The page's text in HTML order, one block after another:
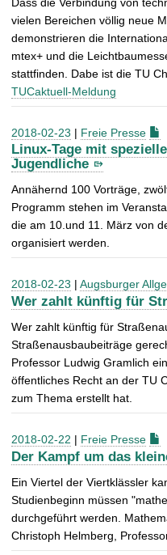
vielen Bereichen völlig neue
demonstrieren die
mtex+ und die
stattfinden. Dabe ist die TU
TUCaktuell-Meldung
2018-02-23 | Freie Presse
Linux-Tage mit
Jugendliche
Annähernd 100 Vorträge,
Programm stehen im
die am 10.und 11. März von
organisiert werden.
2018-02-23 | Augsburger
Wer zahlt künftig für
Wer zahlt künftig für
Straßenausbaubeiträge
Professor Ludwig Gramlich
öffentliches Recht an der TU
zum Thema erstellt hat.
2018-02-22 | Freie Presse
Der Kampf um das
Ein Viertel der Viertklässler
Studienbeginn müssen
durchgeführt werden.
Christoph Helmberg,